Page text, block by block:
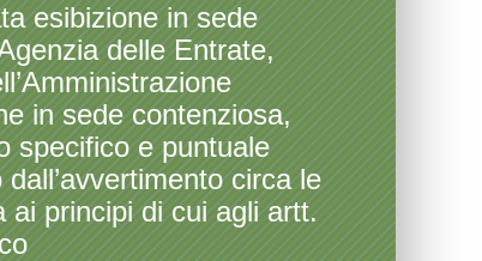
esibizione in sede
delle Entrate,
in sede contenziosa,
specifico e puntuale
circa le
ai principi di cui agli artt.